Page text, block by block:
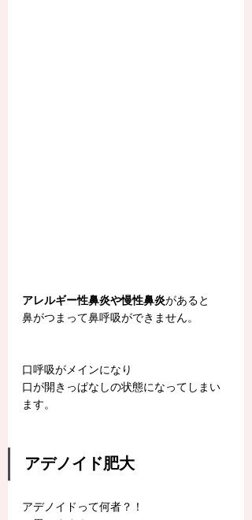
アレルギー性鼻炎や慢性鼻炎があると
鼻がつまって鼻呼吸ができません。
口呼吸がメインになり
口が開きっぱなしの状態になってしまい
ます。
アデノイド肥大
アデノイドって何者？！